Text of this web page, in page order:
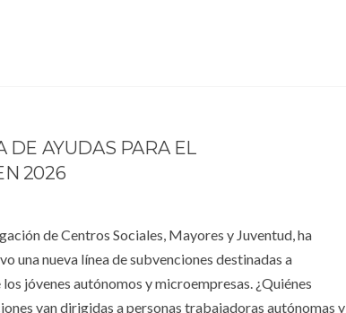
DE AYUDAS PARA EL
2026
de Centros Sociales, Mayores y Juventud, ha
una nueva línea de subvenciones destinadas a
jóvenes autónomos y microempresas. ¿Quiénes
van dirigidas a personas trabajadoras autónomas y